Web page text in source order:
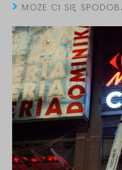
MOŻE CI SIĘ